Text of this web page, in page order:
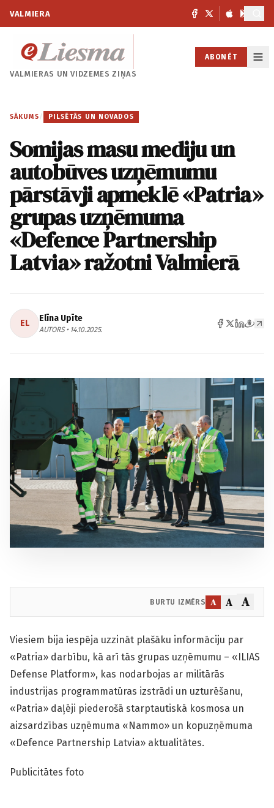
VALMIERA
VALMIERAS UNVIDZEMES ZIŅAS
ABONĒT
SĀKUMS / PILSĒTĀS UN NOVADOS
Somijas masu mediju un
autobūves uzņēmumu
pārstāvji apmeklē «Patria»
grupas uzņēmuma
«Defence Partnership
Latvia» ražotni Valmierā
EL Elīna Upīte
AUTORS • 14.10.2025.
BURTU IZMĒRS A A A
Viesiem bija iespēja uzzināt plašāku informāciju par
«Patria» darbību, kā arī tās grupas uzņēmumu – «ILIAS
Defense Platform», kas nodarbojas ar militārās
industrijas programmatūras izstrādi un uzturēšanu,
«Patria» daļēji piederošā starptautiskā kosmosa un
aizsardzības uzņēmuma «Nammo» un kopuzņēmuma
«Defence Partnership Latvia» aktualitātes.
Publicitātes foto